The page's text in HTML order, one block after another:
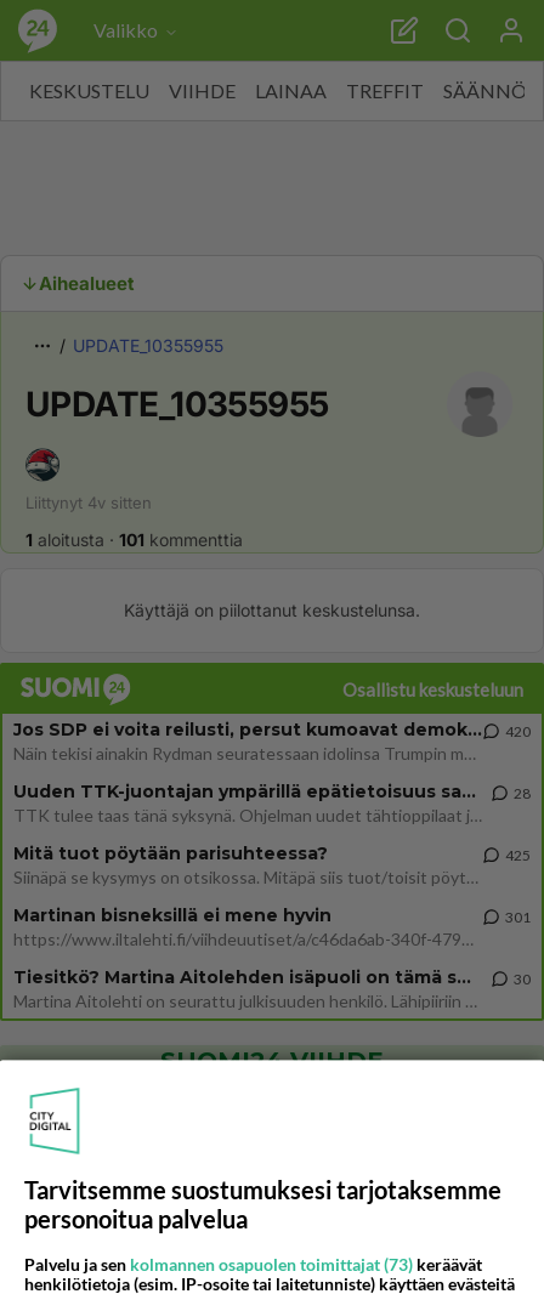
Valikko
KESKUSTELU VIIHDE LAINAA TREFFIT SÄÄNNÖT
Aihealueet
UPDATE_10355955
UPDATE_10355955
Liittynyt 4v sitten
1 aloitusta · 101 kommenttia
Käyttäjä on piilottanut keskustelunsa.
Osallistu keskusteluun
Jos SDP ei voita reilusti, persut kumoavat demokratian Suomesta
Näin tekisi ainakin Rydman seuratessaan idolinsa Trumpin mallia https://www.is.fi/politiikka/art-2000012187244.html
420
Uuden TTK-juontajan ympärillä epätietoisuus sakenee - Nyt MTV hämmentää soppaa
TTK tulee taas tänä syksynä. Ohjelman uudet tähtioppilaat julkistetaan torstaina 6. elokuuta klo 14 alkavassa lehdistö
28
Mitä tuot pöytään parisuhteessa?
Siinäpä se kysymys on otsikossa. Mitäpä siis tuot/toisit pöytään parisuhteessa? Oletko mies vai nainen? Koetko sen mitä
425
Martinan bisneksillä ei mene hyvin
https://www.iltalehti.fi/viihdeuutiset/a/c46da6ab-340f-4790-aaa7-0865eed2336 Yrityksen konkurssihakemus on tullut kärä
301
Tiesitkö? Martina Aitolehden isäpuoli on tämä suosittu laulaja
Martina Aitolehti on seurattu julkisuuden henkilö. Lähipiiriin mahtuu muitakin tunnettuja henkilöitä. Tiesitkö, että Ma
30
SUOMI24 VIIHDE
Muistatko? Kädestä suuhun elävä Satu sai jättimäisen rahasalkun
Henry-miljonääriltä
Kun yksi kauhallinen ei riitä... Tämä helppo arkiruoka ei jää syömättä!
Tänä iltana tv:ssä - Vuoden 1992 katsotuin kotimainen elokuva
Tarvitsemme suostumuksesi tarjotaksemme
personoitua palvelua
Palvelu ja sen kolmannen osapuolen toimittajat (73) keräävät
henkilötietoja (esim. IP-osoite tai laitetunniste) käyttäen evästeitä